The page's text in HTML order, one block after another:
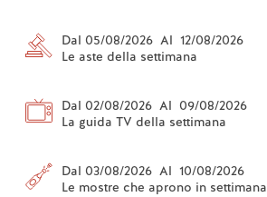
Dal 05/08/2026 Al 12/08/2026
Le aste della settimana
Dal 02/08/2026 Al 09/08/2026
La guida TV della settimana
Dal 03/08/2026 Al 10/08/2026
Le mostre che aprono in settimana